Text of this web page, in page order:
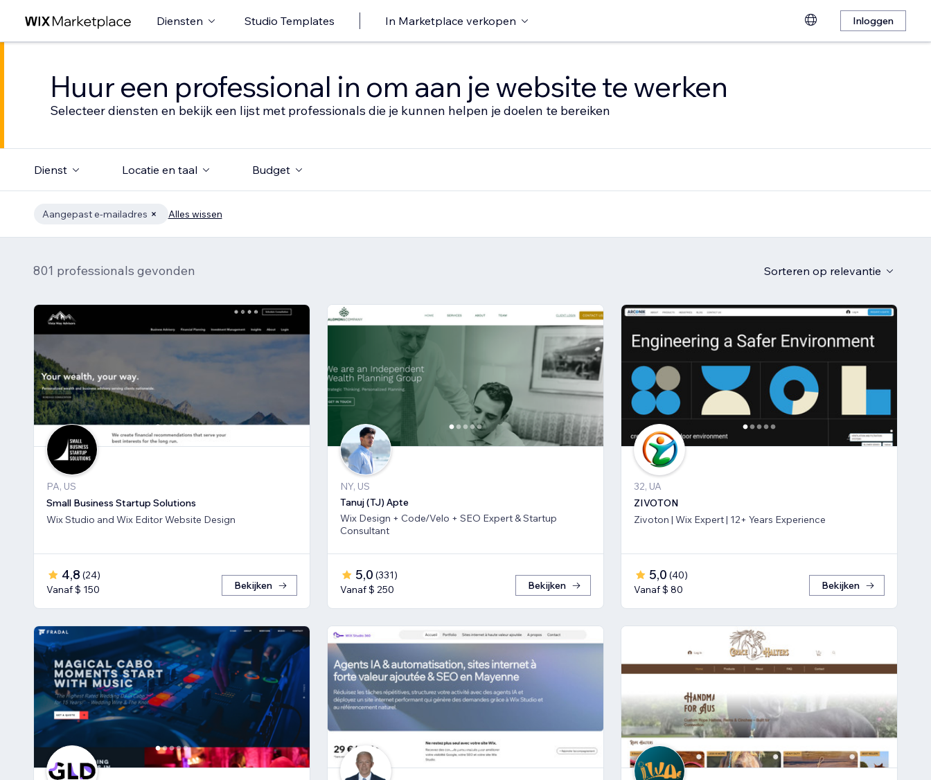
Diensten Studio Templates In Marketplace verkopen Inloggen
Huur een professional in om aan je website te werken
Selecteer diensten en bekijk een lijst met professionals die je kunnen helpen je doelen te bereiken
Dienst Locatie en taal Budget
Aangepast e-mailadres Alles wissen
801 professionals gevonden Sorteren op relevantie
PA, US
Small Business Startup Solutions
Wix Studio and Wix Editor Website Design
4,8 (24)
Vanaf $ 150
Bekijken
NY, US
Tanuj (TJ) Apte
Wix Design + Code/Velo + SEO Expert & Startup
Consultant
5,0 (331)
Vanaf $ 250
Bekijken
32, UA
ZIVOTON
Zivoton | Wix Expert | 12+ Years Experience
5,0 (40)
Vanaf $ 80
Bekijken